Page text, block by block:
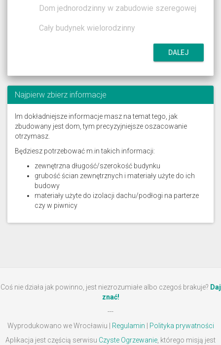
Dom jednorodzinny w zabudowie szeregowej
Cały budynek wielorodzinny
DALEJ
Najpierw zbierz informacje
Im dokładniejsze informacje masz na temat tego, jak
zbudowany jest dom, tym precyzyjniejsze oszacowanie
otrzymasz.
Będziesz potrzebować m.in takich informacji:
zewnętrzna długość/szerokość budynku
grubość ścian zewnętrznych i materiały użyte do ich
budowy
materiały użyte do izolacji dachu/podłogi na parterze
czy w piwnicy
Coś nie działa jak powinno, jest niezrozumiałe albo czegoś brakuje? Daj
znać!
---
Wyprodukowano we Wrocławiu | Regulamin
Polityka prywatności
Aplikacja jest częścią serwisu Czyste Ogrzewanie , którego misją jest